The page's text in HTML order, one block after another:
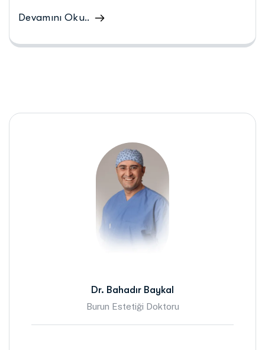
Devamını Oku..
Dr. Bahadır Baykal
Burun Estetiği Doktoru